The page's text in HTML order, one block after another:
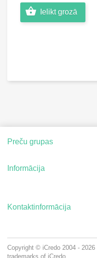
Ielikt grozā
Preču grupas
Informācija
Kontaktinformācija
Copyright © iCredo 2004 - 2026
trademarks of iCredo